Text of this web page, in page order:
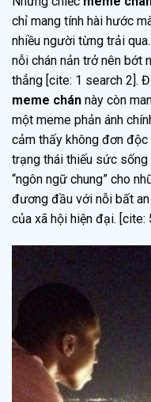
chỉ mang tính hài hước
nhiều người từng trải
nỗi chán nản trở nên bớt
thẳng [cite: 1 search 2].
meme chán này còn
một meme phản ánh
cảm thấy không đơn
trạng thái thiếu sức sống
“ngôn ngữ chung” cho
đương đầu với nỗi bất
của xã hội hiện đại. [cite: